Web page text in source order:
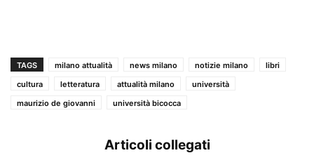
TAGS milano attualità news milano notizie milano
libri
cultura
letteratura attualità milano
università
maurizio de giovanni
università bicocca
Articoli collegati